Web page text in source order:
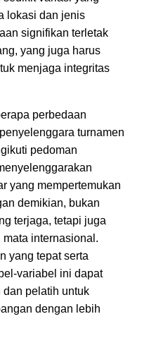
lokasi dan jenis
signifikan terletak
yang juga harus
menjaga integritas
perbedaan
turnamen
pedoman
yang mempertemukan
demikian, bukan
terjaga, tetapi juga
internasional.
yang tepat serta
variabel ini dapat
dan pelatih untuk
dengan lebih